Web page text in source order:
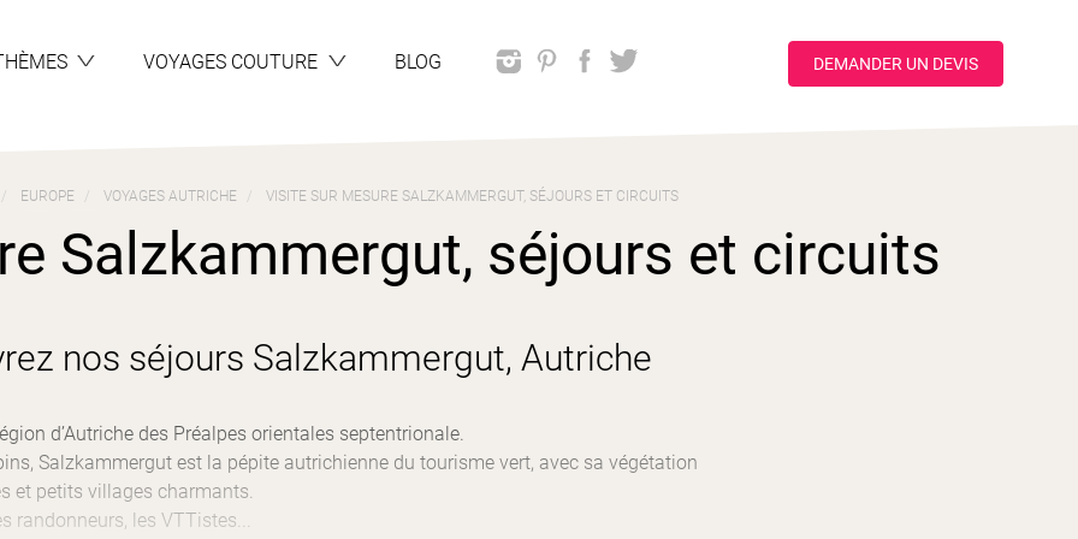
VOYAGES COUTURE BLOG DEMANDER UN DEVIS
EUROPE VOYAGES AUTRICHE VISITE SUR MESURE SALZKAMMERGUT, SÉJOURS ET CIRCUITS
Salzkammergut, séjours et circuits
nos séjours Salzkammergut, Autriche
d’Autriche des Préalpes orientales septentrionale.
Salzkammergut est la pépite autrichienne du tourisme vert, avec sa végétation
et petits villages charmants.
randonneurs, les VTTistes...